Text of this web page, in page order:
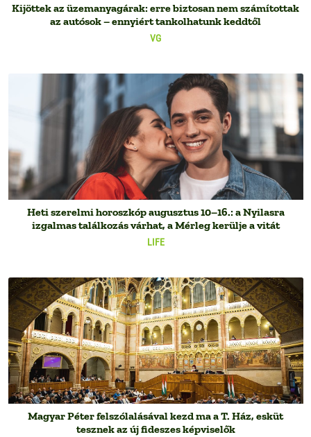
VG
Kijöttek az üzemanyagárak: erre biztosan nem számítottak
az autósok – ennyiért tankolhatunk keddtől
LIFE
Heti szerelmi horoszkóp augusztus 10–16.: a Nyilasra
izgalmas találkozás várhat, a Mérleg kerülje a vitát
Magyar Péter felszólalásával kezd ma a T. Ház, esküt
tesznek az új fideszes képviselők